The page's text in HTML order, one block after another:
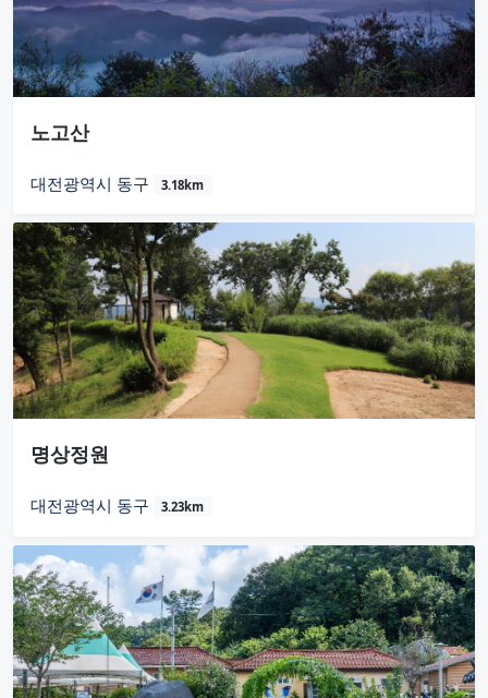
노고산
대전광역시 동구 3.18km
명상정원
대전광역시 동구 3.23km